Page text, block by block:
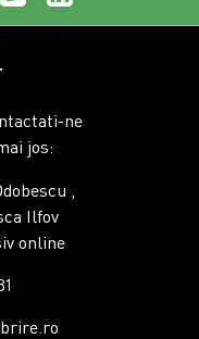
ne
jos:
,
Ilfov
online